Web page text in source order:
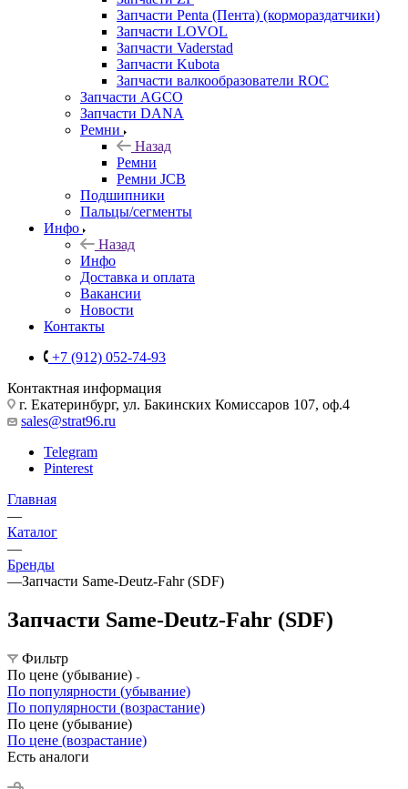
Запчасти Penta (Пента) (кормораздатчики)
Запчасти LOVOL
Запчасти Vaderstad
Запчасти Kubota
Запчасти валкообразователи ROC
Запчасти AGCO
Запчасти DANA
Ремни
Назад
Ремни
Ремни JCB
Подшипники
Пальцы/сегменты
Инфо
Назад
Инфо
Доставка и оплата
Вакансии
Новости
Контакты
+7 (912) 052-74-93
Контактная информация
г. Екатеринбург, ул. Бакинских Комиссаров 107, оф.4
sales@strat96.ru
Telegram
Pinterest
Главная
—
Каталог
—
Бренды
—Запчасти Same-Deutz-Fahr (SDF)
Запчасти Same-Deutz-Fahr (SDF)
Фильтр
По цене (убывание)
По популярности (убывание)
По популярности (возрастание)
По цене (убывание)
По цене (возрастание)
Есть аналоги